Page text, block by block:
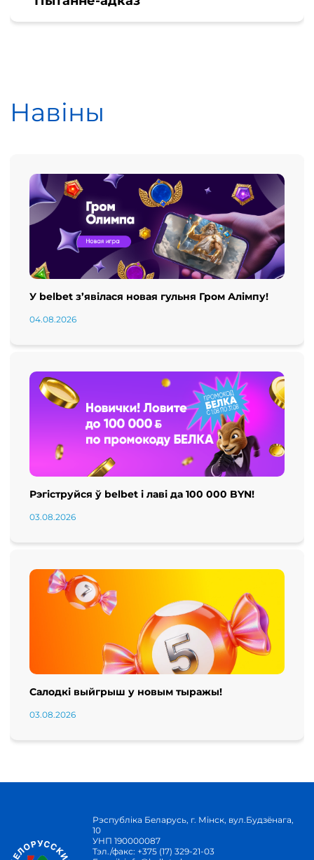
Навіны
У belbet з’явілася новая гульня Гром Алімпу!
04.08.2026
Рэгіструйся ў belbet і лаві да 100 000 BYN!
03.08.2026
Салодкі выйгрыш у новым тыражы!
03.08.2026
Рэспубліка Беларусь, г. Мінск, вул.Будзёнага,
10
УНП 190000087
Тэл./факс: +375 (17) 329-21-03